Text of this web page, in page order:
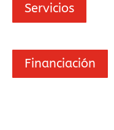
Servicios
Financiación